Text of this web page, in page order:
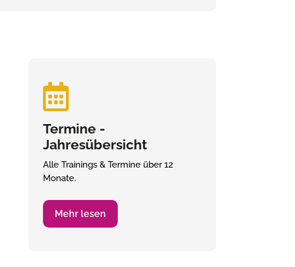

Termine -
Jahresübersicht
Alle Trainings & Termine über 12
Monate.
Mehr lesen